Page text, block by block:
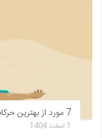
7 مورد از بهترین حرکات یوگا برای تسکین استرس
1 اسفند 1404